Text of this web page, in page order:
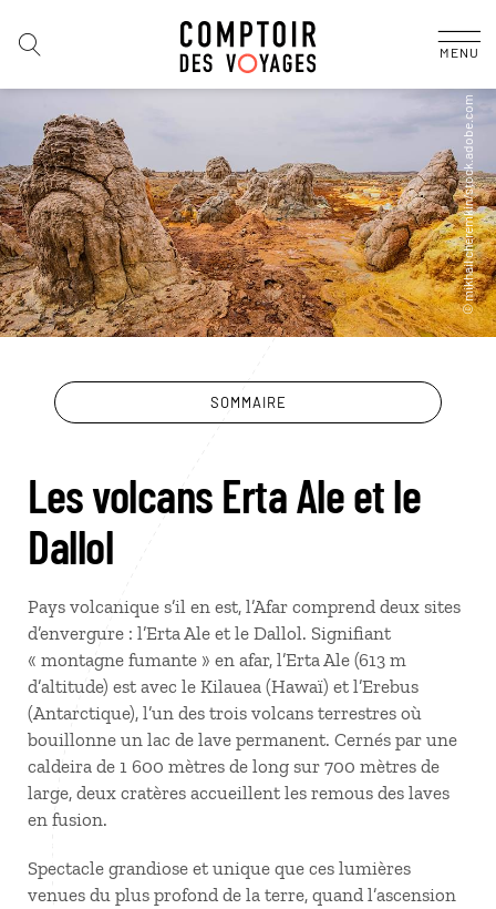
MENU
SOMMAIRE
Les volcans Erta Ale et le
Dallol
Pays volcanique s’il en est, l’Afar comprend deux sites
d’envergure : l’Erta Ale et le Dallol. Signifiant
« montagne fumante » en afar, l’Erta Ale (613 m
d’altitude) est avec le Kilauea (Hawaï) et l’Erebus
(Antarctique), l’un des trois volcans terrestres où
bouillonne un lac de lave permanent. Cernés par une
caldeira de 1 600 mètres de long sur 700 mètres de
large, deux cratères accueillent les remous des laves
en fusion.
Spectacle grandiose et unique que ces lumières
venues du plus profond de la terre, quand l’ascension